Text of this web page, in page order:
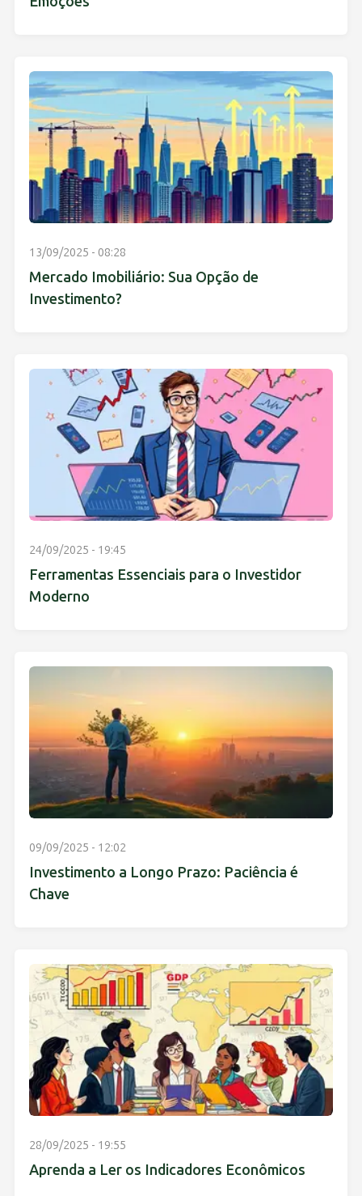
13/09/2025 - 08:28
Mercado Imobiliário: Sua Opção de
Investimento?
24/09/2025 - 19:45
Ferramentas Essenciais para o Investidor
Moderno
09/09/2025 - 12:02
Investimento a Longo Prazo: Paciência é
Chave
28/09/2025 - 19:55
Aprenda a Ler os Indicadores Econômicos